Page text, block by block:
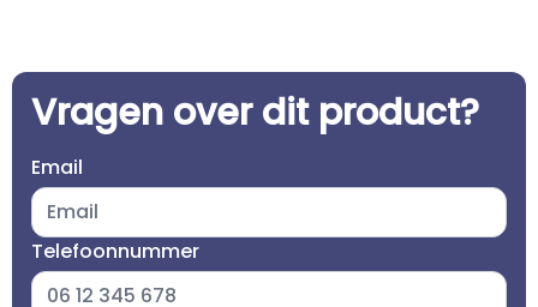
Vragen over dit product?
Email
Telefoonnummer